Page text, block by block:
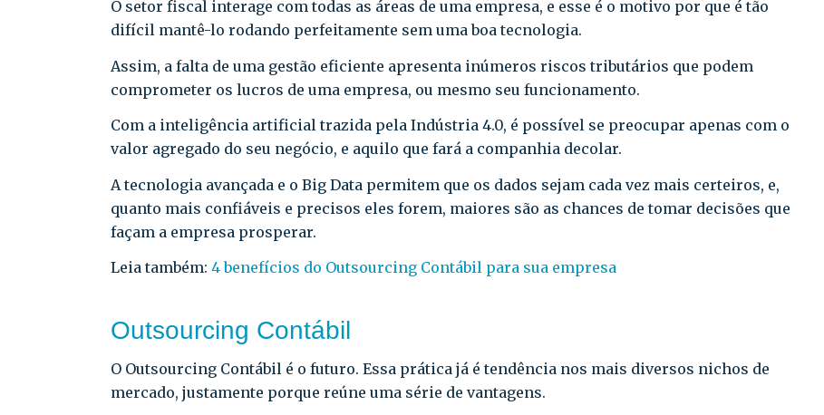
O setor fiscal interage com todas as áreas de uma empresa, e esse é o motivo por que é tão
difícil mantê-lo rodando perfeitamente sem uma boa tecnologia.
Assim, a falta de uma gestão eficiente apresenta inúmeros riscos tributários que podem
comprometer os lucros de uma empresa, ou mesmo seu funcionamento.
Com a inteligência artificial trazida pela Indústria 4.0, é possível se preocupar apenas com o
valor agregado do seu negócio, e aquilo que fará a companhia decolar.
A tecnologia avançada e o Big Data permitem que os dados sejam cada vez mais certeiros, e,
quanto mais confiáveis e precisos eles forem, maiores são as chances de tomar decisões que
façam a empresa prosperar.
Leia também: 4 benefícios do Outsourcing Contábil para sua empresa
Outsourcing Contábil
O Outsourcing Contábil é o futuro. Essa prática já é tendência nos mais diversos nichos de
mercado, justamente porque reúne uma série de vantagens.